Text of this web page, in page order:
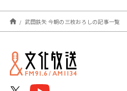
2026年05月
2026年04月
2025年06月
武田鉄矢 今朝の三枚おろしの記事一覧